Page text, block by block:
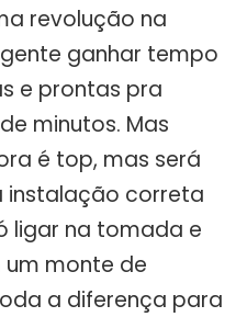
revolução na
ganhar tempo
e prontas pra
minutos. Mas
é top, mas será
instalação correta
ligar na tomada e
um monte de
a diferença para